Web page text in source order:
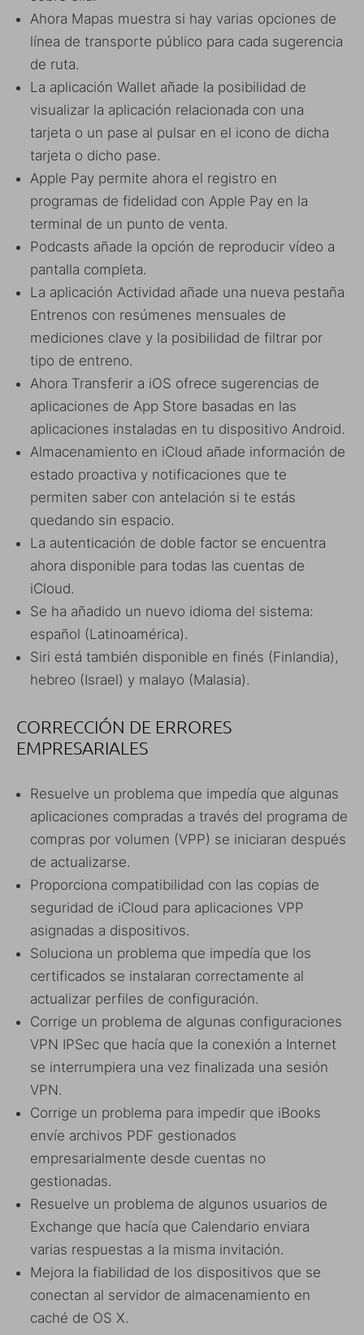
Ahora Mapas muestra si hay varias opciones de
línea de transporte público para cada sugerencia
de ruta.
La aplicación Wallet añade la posibilidad de
visualizar la aplicación relacionada con una
tarjeta o un pase al pulsar en el icono de dicha
tarjeta o dicho pase.
Apple Pay permite ahora el registro en
programas de fidelidad con Apple Pay en la
terminal de un punto de venta.
Podcasts añade la opción de reproducir vídeo a
pantalla completa.
La aplicación Actividad añade una nueva pestaña
Entrenos con resúmenes mensuales de
mediciones clave y la posibilidad de filtrar por
tipo de entreno.
Ahora Transferir a iOS ofrece sugerencias de
aplicaciones de App Store basadas en las
aplicaciones instaladas en tu dispositivo Android.
Almacenamiento en iCloud añade información de
estado proactiva y notificaciones que te
permiten saber con antelación si te estás
quedando sin espacio.
La autenticación de doble factor se encuentra
ahora disponible para todas las cuentas de
iCloud.
Se ha añadido un nuevo idioma del sistema:
español (Latinoamérica).
Siri está también disponible en finés (Finlandia),
hebreo (Israel) y malayo (Malasia).
CORRECCIÓN DE ERRORES
EMPRESARIALES
Resuelve un problema que impedía que algunas
aplicaciones compradas a través del programa de
compras por volumen (VPP) se iniciaran después
de actualizarse.
Proporciona compatibilidad con las copias de
seguridad de iCloud para aplicaciones VPP
asignadas a dispositivos.
Soluciona un problema que impedía que los
certificados se instalaran correctamente al
actualizar perfiles de configuración.
Corrige un problema de algunas configuraciones
VPN IPSec que hacía que la conexión a Internet
se interrumpiera una vez finalizada una sesión
VPN.
Corrige un problema para impedir que iBooks
envíe archivos PDF gestionados
empresarialmente desde cuentas no
gestionadas.
Resuelve un problema de algunos usuarios de
Exchange que hacía que Calendario enviara
varias respuestas a la misma invitación.
Mejora la fiabilidad de los dispositivos que se
conectan al servidor de almacenamiento en
caché de OS X.